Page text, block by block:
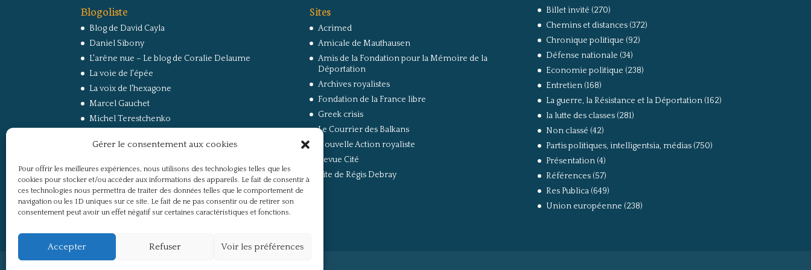
Gérer le consentement aux cookies
Pour offrir les meilleures expériences, nous utilisons des technologies telles que les
cookies pour stocker et/ou accéder aux informations des appareils. Le fait de consentir à
ces technologies nous permettra de traiter des données telles que le comportement de
navigation ou les ID uniques sur ce site. Le fait de ne pas consentir ou de retirer son
consentement peut avoir un effet négatif sur certaines caractéristiques et fonctions.
Accepter Refuser Voir les préférences
Blogoliste
Blog de David Cayla
Daniel Sibony
L'arêne nue – Le blog de Coralie Delaume
La voie de l'épée
La voix de l'hexagone
Marcel Gauchet
Michel Terestchenko
RussEurope – Le Carnet de Jacques Sapir sur la
Secret Défense
Un regard sur la Russie
Sites
Acrimed
Amicale de Mauthausen
Amis de la Fondation pour la Mémoire de la
Déportation
Archives royalistes
Fondation de la France libre
Greek crisis
Le Courrier des Balkans
Nouvelle Action royaliste
Revue Cité
Site de Régis Debray
Billet invité (270)
Chemins et distances(372)
Chronique politique (92)
Défense nationale (34)
Economie politique (238)
Entretien(168)
La guerre, la Résistance et la Déportation(162)
la lutte des classes(281)
Non classé (42)
Partis politiques, intelligentsia, médias(750)
Présentation(4)
Références(57)
Res Publica(649)
Union européenne (238)